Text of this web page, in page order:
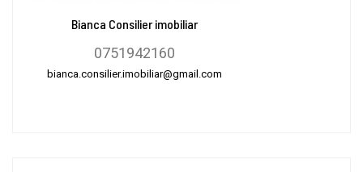
Bianca Consilier imobiliar
0751942160
bianca.consilier.imobiliar@gmail.com